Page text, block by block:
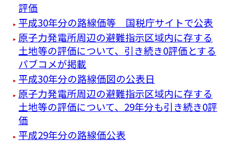
評価
平成30年分の路線価等 国税庁サイトで公表
原子力発電所周辺の避難指示区域内に存する
土地等の評価について、引き続き0評価とする
パブコメが掲載
平成30年分の路線価図の公表日
原子力発電所周辺の避難指示区域内に存する
土地等の評価について、29年分も引き続き0評
価
平成29年分の路線価公表